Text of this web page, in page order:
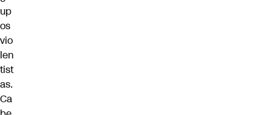
up
os
vio
len
tist
as.
Ca